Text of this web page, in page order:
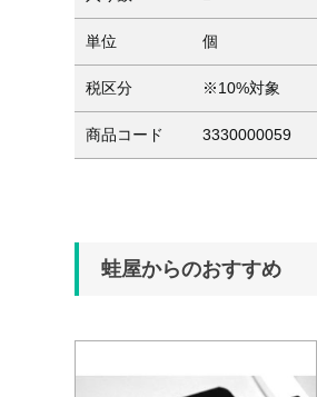
単位 個
税区分 ※10%対象
商品コード 3330000059
蛙屋からのおすすめ